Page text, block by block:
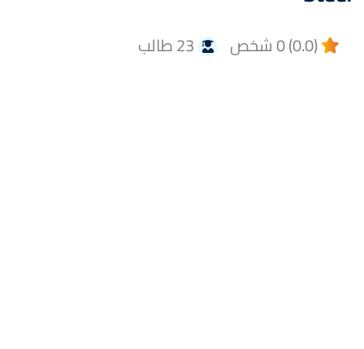
(0.0) 0 شخص 23 طالب